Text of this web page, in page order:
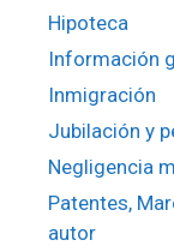
Hipoteca
Información
Inmigración
Jubilación y
Negligencia
Patentes,
autor